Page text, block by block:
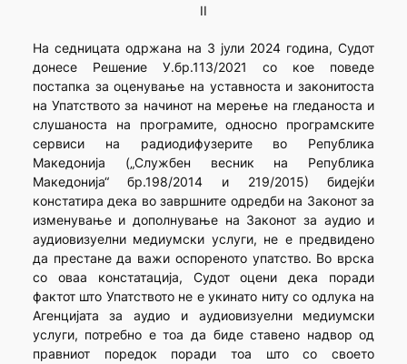
II
На седницата одржана на 3 јули 2024 година, Судот
донесе Решение У.бр.113/2021 со кое поведе
постапка за оценување на уставноста и законитоста
на Упатството за начинот на мерење на гледаноста и
слушаноста на програмите, односно програмските
сервиси на радиодифузерите во Република
Македонија („Службен весник на Република
Македонија“ бр.198/2014 и 219/2015) бидејќи
констатира дека во завршните одредби на Законот за
изменување и дополнување на Законот за аудио и
аудиовизуелни медиумски услуги, не е предвидено
да престане да важи оспореното упатство. Во врска
со оваа констатација, Судот оцени дека поради
фактот што Упатството не е укинато ниту со одлука на
Агенцијата за аудио и аудиовизуелни медиумски
услуги, потребно е тоа да биде ставено надвор од
правниот поредок поради тоа што со своето